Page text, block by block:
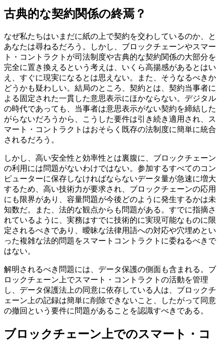
古典的な契約関係の終焉？
なぜ私たちはいまだに紙の上で契約を交わしているのか、と
あなたは尋ねるだろう。しかし、ブロックチェーンやスマー
ト・コントラクトが司法制度や古典的な契約関係の大部分を
完全に置き換えるという考えは、いくら高揚感があるとはい
え、すぐに現実になるとは思えない。また、そうなるべきか
どうかも疑わしい。結局のところ、契約とは、契約当事者に
よる固定された一貫した意思表示にほかならない。デジタル
の時代であっても、当事者は意思表示がない契約を締結した
がらないだろうから、こうした要件は引き続き適用され、ス
マート・コントラクトはおそらく既存の法制度に簡単に統合
されるだろう。
しかし、高い安全性と効率性とは裏腹に、ブロックチェーン
の利用には問題がないわけではない。参加するすべてのコン
ピューターに保存しなければならないデータ量が急速に増大
するため、高い技術力が要求され、ブロックチェーンの応用
にも限界があり、容量問題が今後どのように発生するかは未
知数だ。また、法的な観点からも問題がある。すでに指摘さ
れているように、実務はすでに技術的に実現可能なものに限
定されるべきであり、曖昧な法律用語への対応や穴埋めとい
った複雑な法的問題をスマートコントラクトに委ねるべきで
はない。
解明されるべき問題には、データ保護の側面も含まれる。ブ
ロックチェーン上でスマート・コントラクトの活動を管理
し、データ保護法上の同意に依存している人は、ブロックチ
ェーン上の記録は簡単に削除できないこと、したがって同意
の撤回という要件に問題があることを認識すべきである。
ブロックチェーン上でのスマート・コ